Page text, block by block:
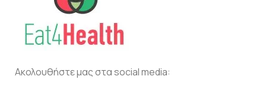
Ακολουθήστε μας στα social media: